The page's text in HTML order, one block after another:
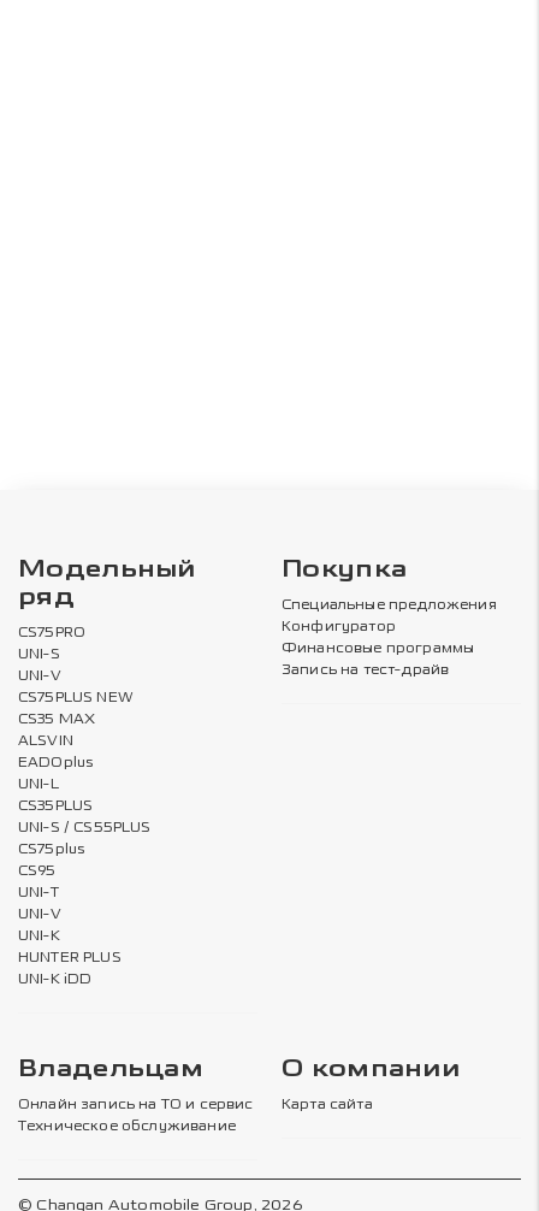
Модельный
ряд
CS75PRO
UNI-S
UNI-V
CS75PLUS NEW
CS35 MAX
ALSVIN
EADOplus
UNI-L
CS35PLUS
UNI-S / CS55PLUS
CS75plus
CS95
UNI-T
UNI-V
UNI-K
HUNTER PLUS
UNI-K iDD
Покупка
Специальные предложения
Конфигуратор
Финансовые программы
Запись на тест-драйв
Владельцам
Онлайн запись на ТО и сервис
Техническое обслуживание
О компании
Карта сайта
© Changan Automobile Group, 2026